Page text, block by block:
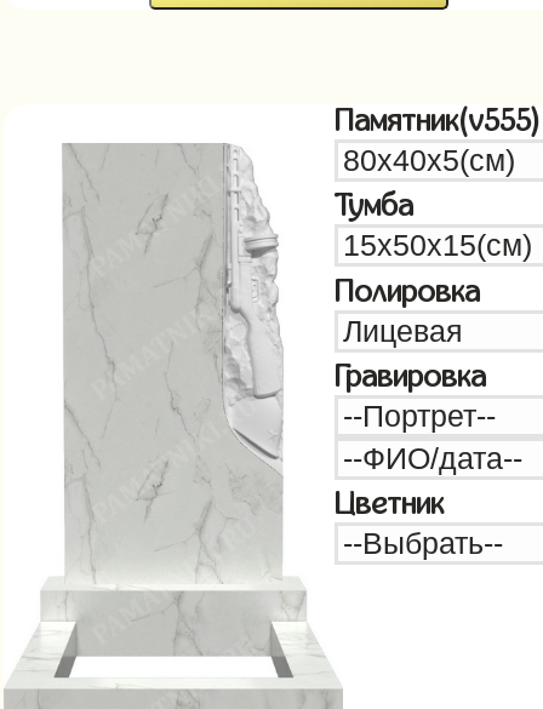
Памятник(v555)
Тумба
Полировка
Гравировка
Цветник